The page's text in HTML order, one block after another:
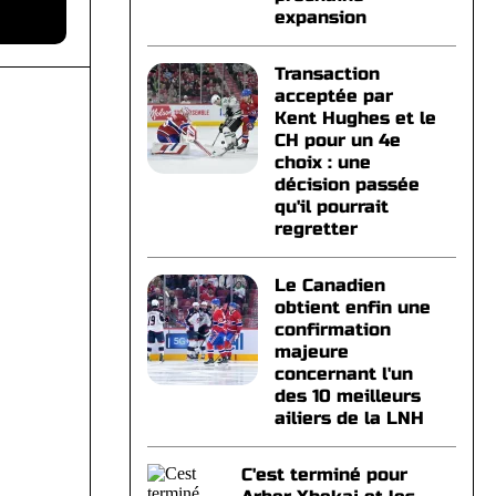
expansion
Transaction
acceptée par
Kent Hughes et le
CH pour un 4e
choix : une
décision passée
qu'il pourrait
regretter
Le Canadien
obtient enfin une
confirmation
majeure
concernant l'un
des 10 meilleurs
ailiers de la LNH
C'est terminé pour